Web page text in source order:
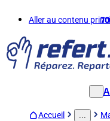
Aller au contenu
Accueil